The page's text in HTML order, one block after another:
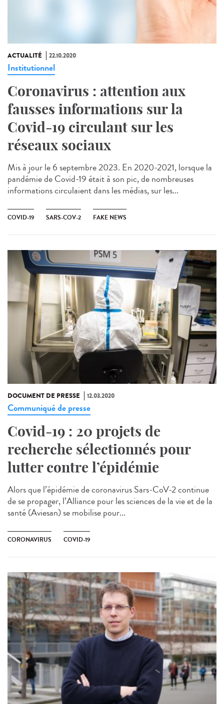
ACTUALITÉ 22.10.2020
Institutionnel
Coronavirus : attention aux
fausses informations sur la
Covid-19 circulant sur les
réseaux sociaux
Mis à jour le 6 septembre 2023. En 2020-2021, lorsque la
pandémie de Covid-19 était à son pic, de nombreuses
informations circulaient dans les médias, sur les...
COVID-19 SARS-COV-2 FAKE NEWS
DOCUMENT DE PRESSE 12.03.2020
Communiqué de presse
Covid-19 : 20 projets de
recherche sélectionnés pour
lutter contre l’épidémie
Alors que l’épidémie de coronavirus Sars-CoV-2 continue
de se propager, l’Alliance pour les sciences de la vie et de la
santé (Aviesan) se mobilise pour...
CORONAVIRUS COVID-19